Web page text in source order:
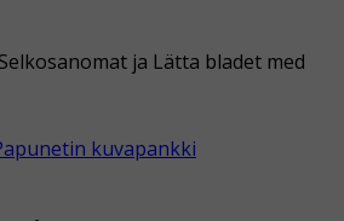
Selkosanomat ja Lätta bladet med
kuvapankki